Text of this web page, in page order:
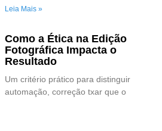
Leia Mais »
Como a Ética na Edição
Fotográfica Impacta o
Resultado
Um critério prático para distinguir
automação, correção txar que o